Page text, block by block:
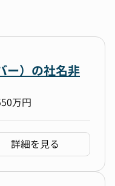
ー）の社名非
万円
詳細を見る